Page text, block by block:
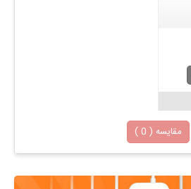
مقایسه ( 0
)